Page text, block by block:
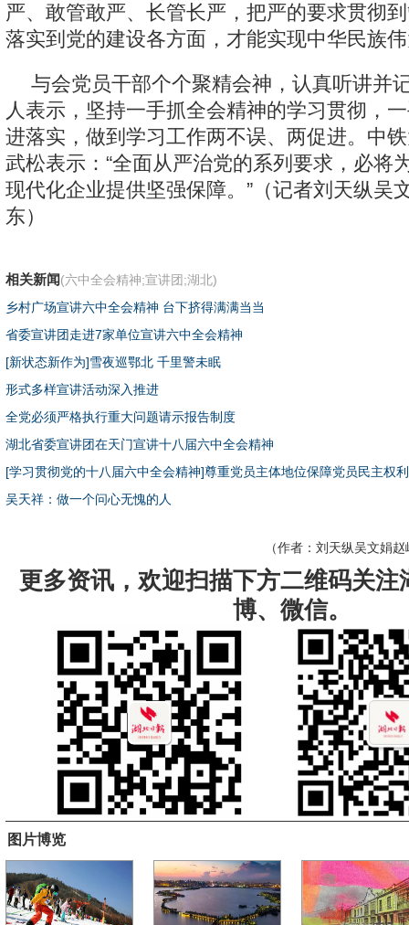
严、敢管敢严、长管长严，把严的要求贯彻
落实到党的建设各方面，才能实现中华民族
与会党员干部个个聚精会神，认真听讲并
人表示，坚持一手抓全会精神的学习贯彻，
进落实，做到学习工作两不误、两促进。中
武松表示：“全面从严治党的系列要求，必将
现代化企业提供坚强保障。”（记者刘天纵吴
东）
相关新闻(六中全会精神;宣讲团;湖北)
乡村广场宣讲六中全会精神 台下挤得满满当当
省委宣讲团走进7家单位宣讲六中全会精神
[新状态新作为]雪夜巡鄂北 千里警未眠
形式多样宣讲活动深入推进
全党必须严格执行重大问题请示报告制度
湖北省委宣讲团在天门宣讲十八届六中全会精神
[学习贯彻党的十八届六中全会精神]尊重党员主体地位保障党员民主权利
吴天祥：做一个问心无愧的人
（作者： 刘天纵吴文娟
更多资讯，欢迎扫描下方二维码关注
博、微信。
图片博览